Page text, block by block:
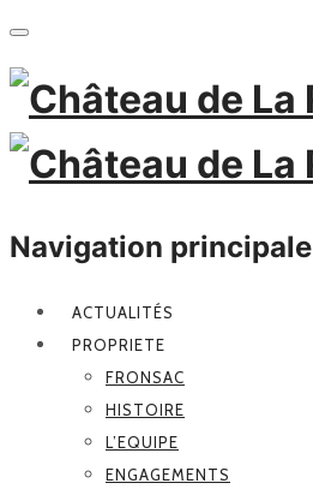
Navigation principale
ACTUALITÉS
PROPRIETE
FRONSAC
HISTOIRE
L’EQUIPE
ENGAGEMENTS